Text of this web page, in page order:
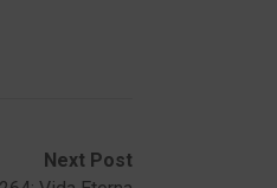
Next Post